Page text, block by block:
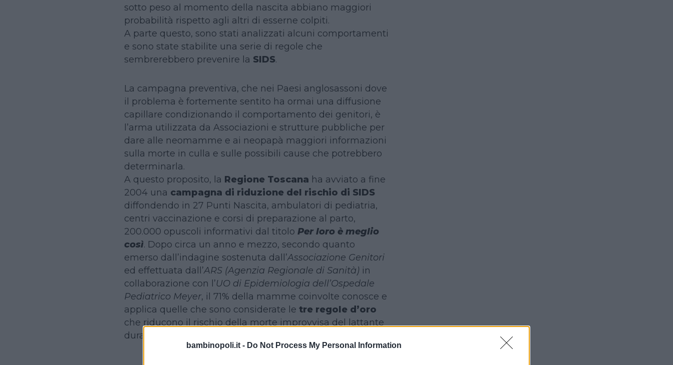
bambinopoli.it - Do Not Process My Personal Information
sotto peso al momento della nascita abbiano maggiori
probabilità rispetto agli altri di esserne colpiti.
A parte questo, sono stati analizzati alcuni comportamenti
e sono state stabilite una serie di regole che
sembrerebbero prevenire la SIDS.
La campagna preventiva, che nei Paesi anglosassoni dove
il problema è fortemente sentito ha ormai una diffusione
capillare condizionando il comportamento dei genitori, è
l’arma utilizzata da Associazioni e strutture pubbliche per
dare alle neomamme e ai neopapà maggiori informazioni
sulla morte in culla e sulle possibili cause che potrebbero
determinarla.
A questo proposito, la Regione Toscana ha avviato a fine
2004 una campagna di riduzione del rischio di SIDS
diffondendo in 27 Punti Nascita, ambulatori di pediatria,
centri vaccinazione e corsi di preparazione al parto,
200.000 opuscoli informativi dal titolo Per loro è meglio
così. Dopo circa un anno e mezzo, secondo quanto
emerso dall’indagine sostenuta dall’Associazione Genitori
ed effettuata dall’ARS (Agenzia Regionale di Sanità) in
collaborazione con l’UO di Epidemiologia dell’Ospedale
Pediatrico Meyer, il 71% della mamme coinvolte conosce e
applica quelle che sono considerate le tre regole d’oro
che riducono il rischio della morte improvvisa del lattante
durante le ore del sonno.